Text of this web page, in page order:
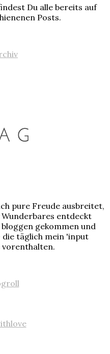
Du alle bereits auf
Posts.
pure Freude ausbreitet,
entdeckt
gekommen und
die täglich mein 'input